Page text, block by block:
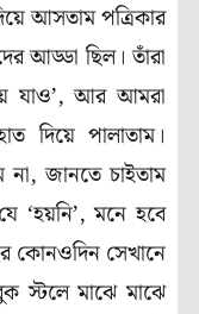
আসতাম পত্রিকার
আড্ডা ছিল। তাঁরা
যাও’, আর আমরা
দিয়ে পালাতাম।
জানতে চাইতাম
‘হয়নি’, মনে হবে
কোনওদিন সেখানে
স্টলে মাঝে মাঝে